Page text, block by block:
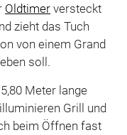
Oldtimerversteckt
zieht das Tuch
von einem Grand
soll.
Meter lange
Grill und
beim Öffnen fast